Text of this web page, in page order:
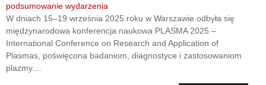
W dniach 15–19 września 2025 roku w Warszawie odbyła się
międzynarodowa konferencja naukowa PLASMA 2025 –
International Conference on Research and Application of
Plasmas, poświęcona badaniom, diagnostyce i zastosowaniom
plazmy....